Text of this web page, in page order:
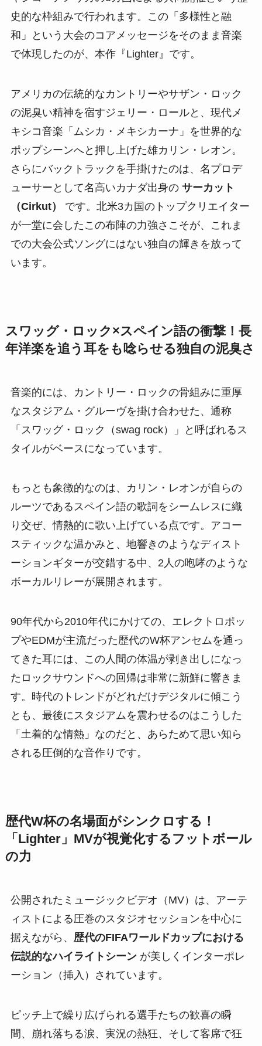
史的な枠組みで行われます。この「多様性と融
和」という大会のコアメッセージをそのまま音楽
で体現したのが、本作『Lighter』です。
アメリカの伝統的なカントリーやサザン・ロック
の泥臭い精神を宿すジェリー・ロールと、現代メ
キシコ音楽「ムシカ・メキシカーナ」を世界的な
ポップシーンへと押し上げた雄カリン・レオン。
さらにバックトラックを手掛けたのは、名プロデ
ューサーとして名高いカナダ出身の サーカット
（Cirkut）
です。北米3カ国のトップクリエイター
が一堂に会したこの布陣の力強さこそが、これま
での大会公式ソングにはない独自の輝きを放って
います。
スワッグ・ロック×スペイン語の衝撃！長
年洋楽を追う耳をも唸らせる独自の泥臭さ
音楽的には、カントリー・ロックの骨組みに重厚
なスタジアム・グルーヴを掛け合わせた、通称
「スワッグ・ロック（swag rock）」と呼ばれるス
タイルがベースになっています。
もっとも象徴的なのは、カリン・レオンが自らの
ルーツであるスペイン語の歌詞をシームレスに織
り交ぜ、情熱的に歌い上げている点です。アコー
スティックな温かみと、地響きのようなディスト
ーションギターが交錯する中、2人の咆哮のような
ボーカルリレーが展開されます。
90年代から2010年代にかけての、エレクトロポッ
プやEDMが主流だった歴代のW杯アンセムを通っ
てきた耳には、この人間の体温が剥き出しになっ
たロックサウンドへの回帰は非常に新鮮に響きま
す。時代のトレンドがどれだけデジタルに傾こう
とも、最後にスタジアムを震わせるのはこうした
「土着的な情熱」なのだと、あらためて思い知ら
される圧倒的な音作りです。
歴代W杯の名場面がシンクロする！
「Lighter」MVが視覚化するフットボール
の力
公開されたミュージックビデオ（MV）は、アーテ
ィストによる圧巻のスタジオセッションを中心に
据えながら、 歴代のFIFAワールドカップにおける
伝説的なハイライトシーンが美しくインターポレ
ーション（挿入）されています。
ピッチ上で繰り広げられる選手たちの歓喜の瞬
間、崩れ落ちる涙、実況の熱狂、そして客席で狂